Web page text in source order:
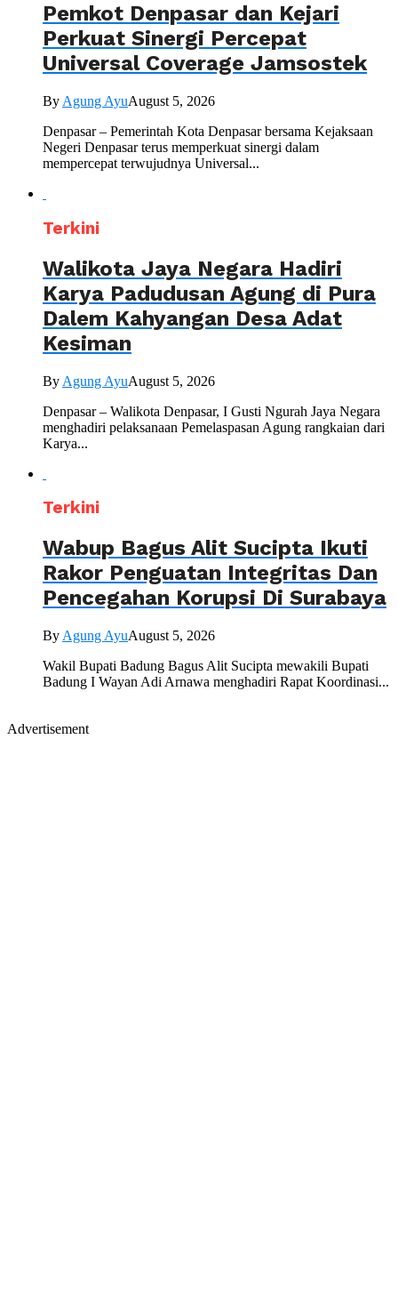
Pemkot Denpasar dan Kejari
Perkuat Sinergi Percepat
Universal Coverage Jamsostek
By Agung AyuAugust 5, 2026
Denpasar – Pemerintah Kota Denpasar bersama Kejaksaan
Negeri Denpasar terus memperkuat sinergi dalam
mempercepat terwujudnya Universal...
Terkini
Walikota Jaya Negara Hadiri
Karya Padudusan Agung di Pura
Dalem Kahyangan Desa Adat
Kesiman
By Agung AyuAugust 5, 2026
Denpasar – Walikota Denpasar, I Gusti Ngurah Jaya Negara
menghadiri pelaksanaan Pemelaspasan Agung rangkaian dari
Karya...
Terkini
Wabup Bagus Alit Sucipta Ikuti
Rakor Penguatan Integritas Dan
Pencegahan Korupsi Di Surabaya
By Agung AyuAugust 5, 2026
Wakil Bupati Badung Bagus Alit Sucipta mewakili Bupati
Badung I Wayan Adi Arnawa menghadiri Rapat Koordinasi...
Advertisement